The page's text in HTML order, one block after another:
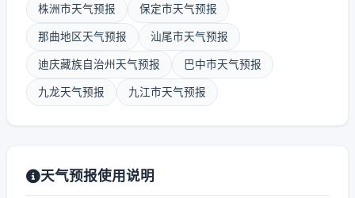
株洲市天气预报 保定市天气预报
那曲地区天气预报 汕尾市天气预报
迪庆藏族自治州天气预报 巴中市天气预报
九龙天气预报 九江市天气预报
天气预报使用说明